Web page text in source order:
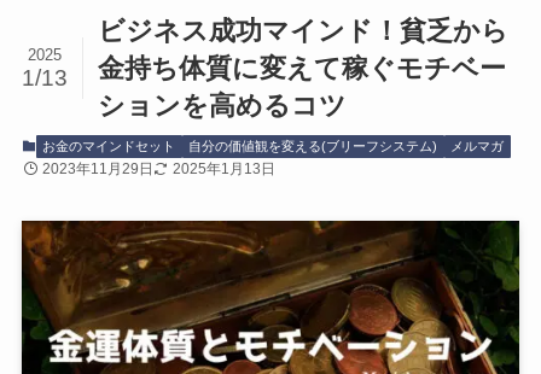
ビジネス成功マインド！貧乏から
金持ち体質に変えて稼ぐモチベー
ションを高めるコツ
2025
1/13
お金のマインドセット 自分の価値観を変える(ブリーフシステム) メルマガ
2023年11月29日 2025年1月13日